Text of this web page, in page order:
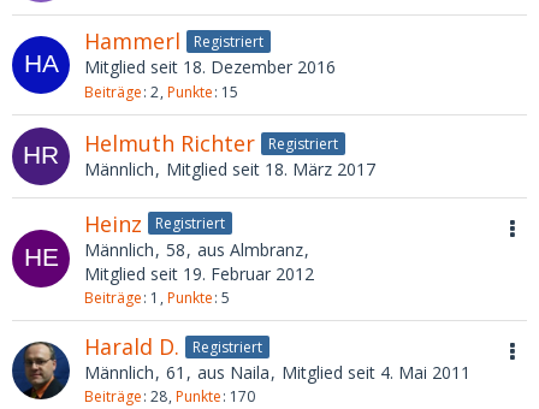
Hammerl Registriert
Mitglied seit 18. Dezember 2016
Beiträge 2 Punkte 15
Helmuth Richter Registriert
Männlich Mitglied seit 18. März 2017
Heinz Registriert
Männlich 58 aus Almbranz
Mitglied seit 19. Februar 2012
Beiträge 1 Punkte 5
Harald D. Registriert
Männlich 61 aus Naila Mitglied seit 4. Mai 2011
Beiträge 28 Punkte 170